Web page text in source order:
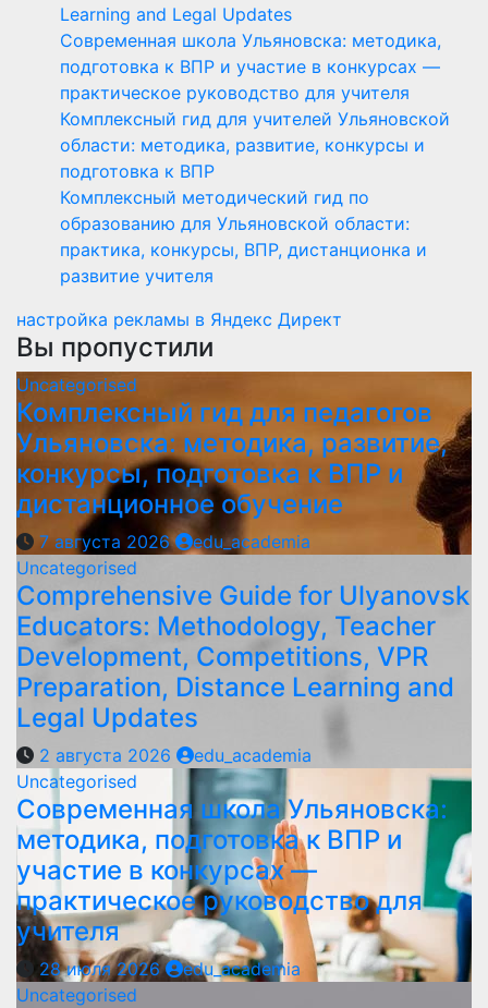
Learning and Legal Updates
Современная школа Ульяновска: методика,
подготовка к ВПР и участие в конкурсах —
практическое руководство для учителя
Комплексный гид для учителей Ульяновской
области: методика, развитие, конкурсы и
подготовка к ВПР
Комплексный методический гид по
образованию для Ульяновской области:
практика, конкурсы, ВПР, дистанционка и
развитие учителя
настройка рекламы в Яндекс Директ
Вы пропустили
Uncategorised
Комплексный гид для педагогов
Ульяновска: методика, развитие,
конкурсы, подготовка к ВПР и
дистанционное обучение
7 августа 2026
edu_academia
Uncategorised
Comprehensive Guide for Ulyanovsk
Educators: Methodology, Teacher
Development, Competitions, VPR
Preparation, Distance Learning and
Legal Updates
2 августа 2026
edu_academia
Uncategorised
Современная школа Ульяновска:
методика, подготовка к ВПР и
участие в конкурсах —
практическое руководство для
учителя
28 июля 2026
edu_academia
Uncategorised